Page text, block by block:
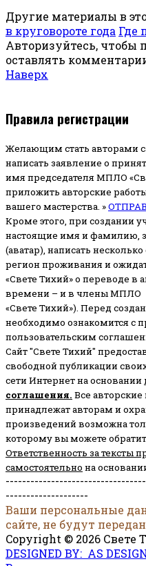
Другие материалы в
в круговороте года Где
Авторизуйтесь, чтобы
оставлять
Наверх
Правила регистрации
Желающим стать авторами
написать заявление о
имя председателя МПЛО
приложить авторские
вашего мастерства. »
Кроме этого, при создании
настоящие имя и фамилию,
(аватар), написать несколько
регион проживания и
«Свете Тихий» о переводе в
времени – и в члены МПЛО
«Свете Тихий»). Перед
необходимо ознакомится с
пользовательским
Сайт "Свете Тихий"
свободной публикации
сети Интернет на основании
соглашения. Все
принадлежат авторам и
произведений возможна
которому вы можете
Ответственность за тексты
самостоятельно на
--------------------
Ваши персональные
сайте, не будут
Copyright © 2026 Свете
DESIGNED BY: AS